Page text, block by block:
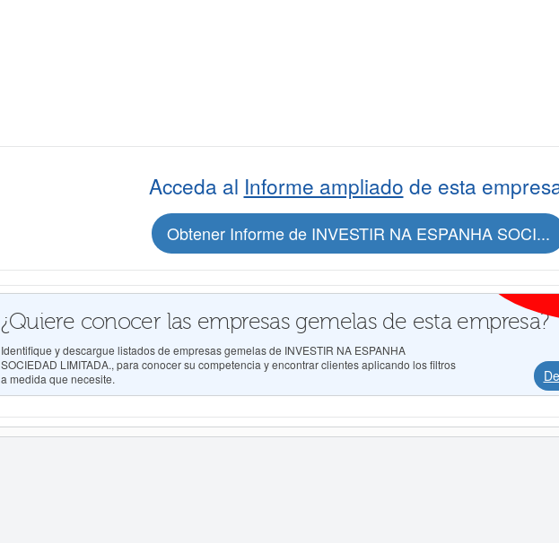
Acceda al Informe ampliado de esta
Obtener Informe de INVESTIR NA ESPANHA SOCI...
¿Quiere conocer las empresas gemelas de esta empresa?
Identifique y descargue listados de empresas gemelas de INVESTIR NA ESPANHA
SOCIEDAD LIMITADA., para conocer su competencia y encontrar clientes aplicando los filtros
a medida que necesite.